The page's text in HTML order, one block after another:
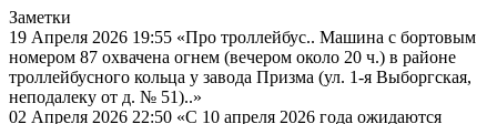
Заметки
19 Апреля 2026 19:55 «Про троллейбус.. Машина с бортовым
номером 87 охвачена огнем (вечером около 20 ч.) в районе
троллейбусного кольца у завода Призма (ул. 1-я Выборгская,
неподалеку от д. № 51)..»
02 Апреля 2026 22:50 «С 10 апреля 2026 года ожидаются